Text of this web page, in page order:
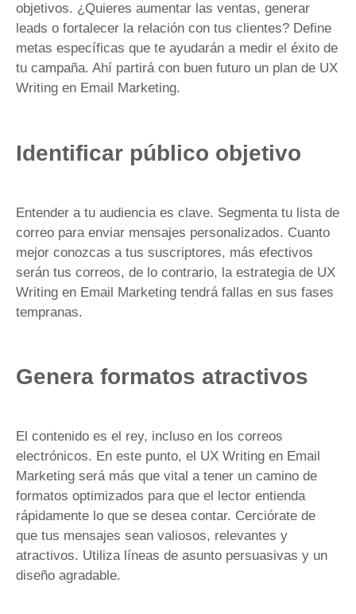
objetivos. ¿Quieres aumentar las ventas, generar
leads o fortalecer la relación con tus clientes? Define
metas específicas que te ayudarán a medir el éxito de
tu campaña. Ahí partirá con buen futuro un plan de UX
Writing en Email Marketing.
Identificar público objetivo
Entender a tu audiencia es clave. Segmenta tu lista de
correo para enviar mensajes personalizados. Cuanto
mejor conozcas a tus suscriptores, más efectivos
serán tus correos, de lo contrario, la estrategia de UX
Writing en Email Marketing tendrá fallas en sus fases
tempranas.
Genera formatos atractivos
El contenido es el rey, incluso en los correos
electrónicos. En este punto, el UX Writing en Email
Marketing será más que vital a tener un camino de
formatos optimizados para que el lector entienda
rápidamente lo que se desea contar. Cerciórate de
que tus mensajes sean valiosos, relevantes y
atractivos. Utiliza líneas de asunto persuasivas y un
diseño agradable.